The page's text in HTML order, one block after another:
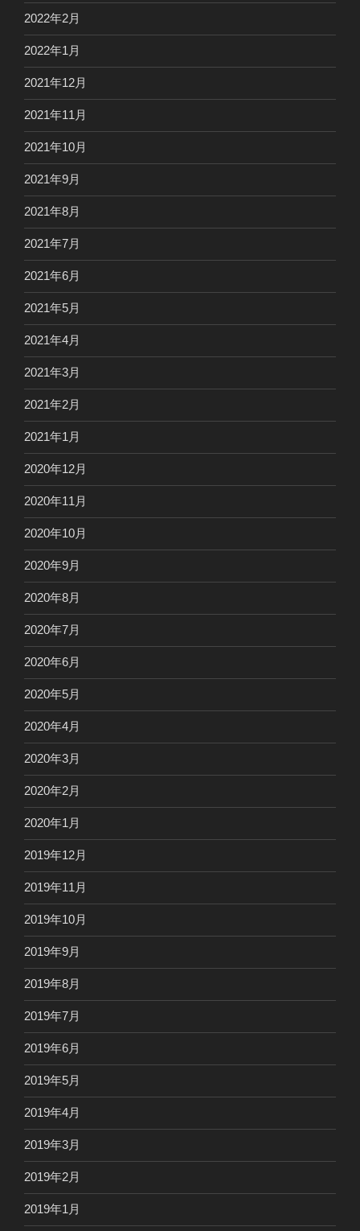
2022年2月
2022年1月
2021年12月
2021年11月
2021年10月
2021年9月
2021年8月
2021年7月
2021年6月
2021年5月
2021年4月
2021年3月
2021年2月
2021年1月
2020年12月
2020年11月
2020年10月
2020年9月
2020年8月
2020年7月
2020年6月
2020年5月
2020年4月
2020年3月
2020年2月
2020年1月
2019年12月
2019年11月
2019年10月
2019年9月
2019年8月
2019年7月
2019年6月
2019年5月
2019年4月
2019年3月
2019年2月
2019年1月